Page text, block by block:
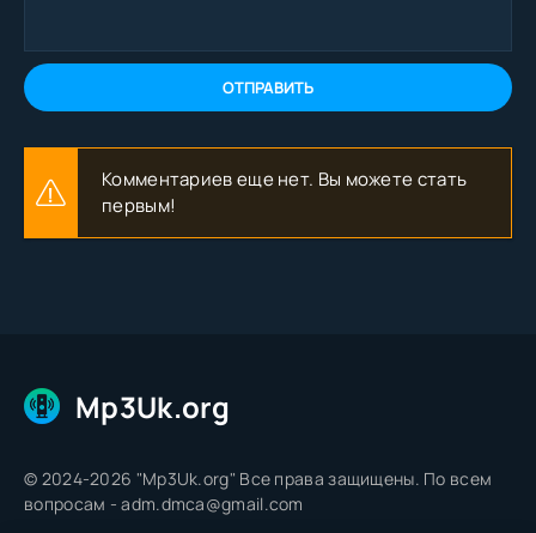
ОТПРАВИТЬ
Комментариев еще нет. Вы можете стать
первым!
Mp3Uk.org
© 2024-2026 "Mp3Uk.org" Все права защищены. По всем
вопросам - adm.dmca@gmail.com